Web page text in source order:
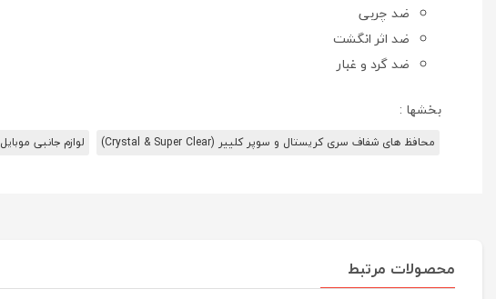
ضد چربی
ضد اثر انگشت
ضد گرد و غبار
بخشها :
محافظ های شفاف سری کریستال و سوپر کلییر (Crystal & Super Clear) لوازم جانبی موبایل
محصولات مرتبط